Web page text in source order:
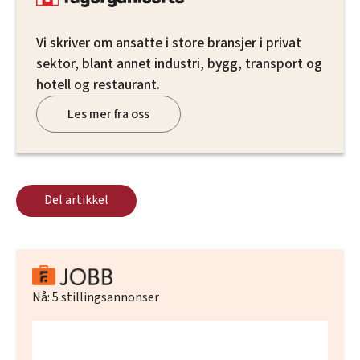
Vi skriver om ansatte i store bransjer i privat
sektor, blant annet industri, bygg, transport og
hotell og restaurant.
Les mer fra oss
Del artikkel
Nå:5stillingsannonser